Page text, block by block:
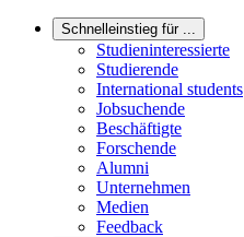
Schnelleinstieg für ...
Studieninteressierte
Studierende
International students
Jobsuchende
Beschäftigte
Forschende
Alumni
Unternehmen
Medien
Feedback